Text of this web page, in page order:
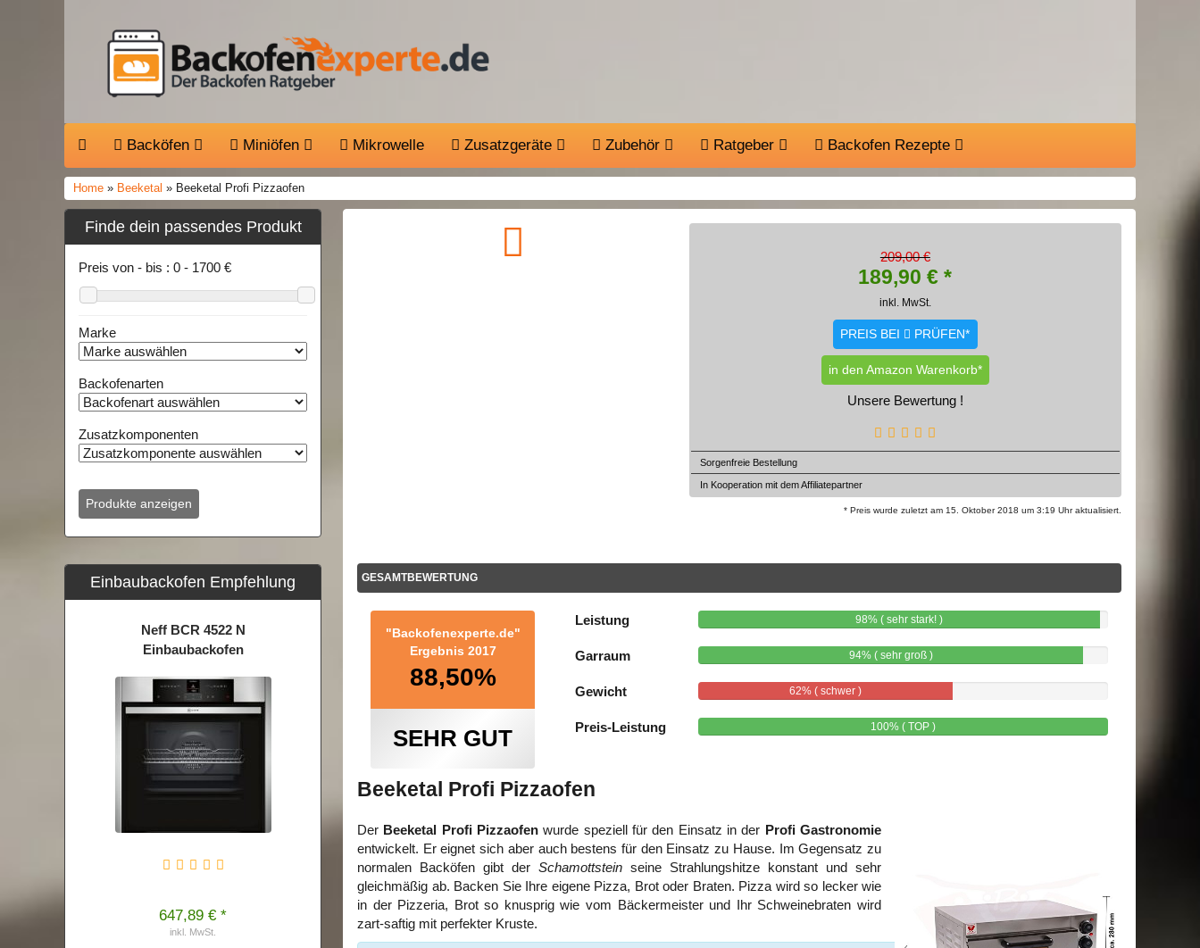
Backöfen Miniöfen Mikrowelle Zusatzgeräte Zubehör Ratgeber Backofen Rezepte
Home » Beeketal » Beeketal Profi Pizzaofen
Finde dein passendes Produkt
Preis von - bis : 0 - 1700 €
Marke
Backofenarten
Zusatzkomponenten
Einbaubackofen Empfehlung
Neff BCR 4522 N
Einbaubackofen
647,89 € *
inkl. MwSt.
209,00 €
189,90€ *
inkl. MwSt.
PREIS BEI PRÜFEN*
in den Amazon Warenkorb*
Unsere Bewertung !
Sorgenfreie Bestellung
In Kooperation mit dem Affiliatepartner
* Preis wurde zuletzt am 15. Oktober 2018 um 3:19 Uhr aktualisiert.
GESAMTBEWERTUNG
"Backofenexperte.de"
Ergebnis 2017
88,50%
SEHR GUT
Leistung 98% ( sehr stark! )
Garraum 94% ( sehr groß )
Gewicht 62% ( schwer )
Preis-Leistung 100% ( TOP )
Beeketal Profi Pizzaofen
Der Beeketal Profi Pizzaofen wurde speziell für den Einsatz in der Profi Gastronomie
entwickelt. Er eignet sich aber auch bestens für den Einsatz zu Hause. Im Gegensatz zu
normalen Backöfen gibt der Schamottstein seine Strahlungshitze konstant und sehr
gleichmäßig ab. Backen Sie Ihre eigene Pizza, Brot oder Braten. Pizza wird so lecker wie
in der Pizzeria, Brot so knusprig wie vom Bäckermeister und Ihr Schweinebraten wird
zart-saftig mit perfekter Kruste.